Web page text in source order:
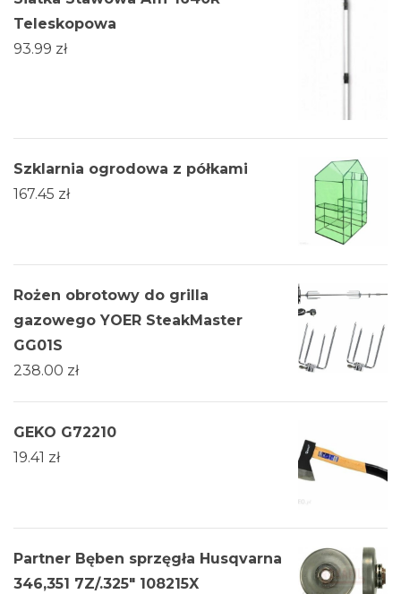
Teleskopowa
93.99 zł
Szklarnia ogrodowa z półkami
167.45 zł
Rożen obrotowy do grilla
gazowego YOER SteakMaster
GG01S
238.00 zł
GEKO G72210
19.41 zł
Partner Bęben sprzęgła Husqvarna
346,351 7Z/.325" 108215X